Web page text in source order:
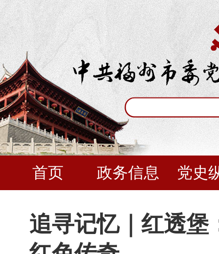
首页 政务信息 党史
追寻记忆｜红透堡